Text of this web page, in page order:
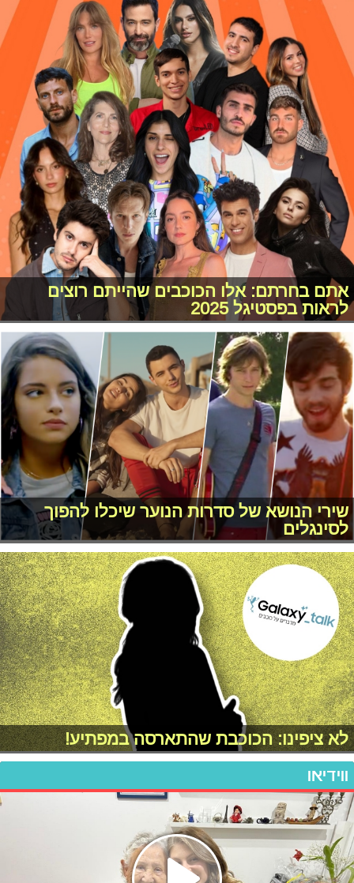
אתם בחרתם: אלו הכוכבים שהייתם רוצים
לראות בפסטיגל 2025
שירי הנושא של סדרות הנוער שיכלו להפוך
לסינגלים
לא ציפינו: הכוכבת שהתארסה במפתיע!
ווידיאו